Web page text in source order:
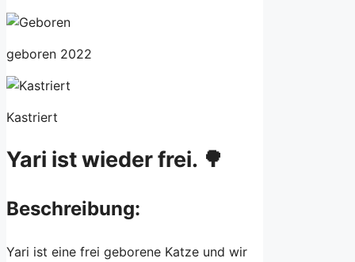
geboren 2022
Kastriert
Yari ist wieder frei. 🌳
Beschreibung:
Yari ist eine frei geborene Katze und wir